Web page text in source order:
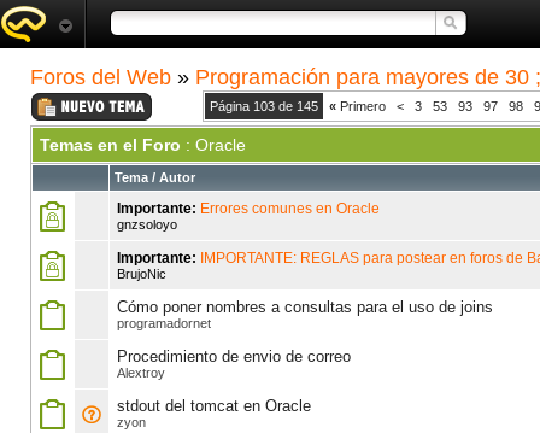
Foros del Web » Programación para mayores de 30
Página 103 de 145 « Primero < 3 53 93 97 98
Temas en el Foro : Oracle
Tema / Autor
Importante: Errores comunes en Oracle
gnzsoloyo
Importante: IMPORTANTE: REGLAS para postear en foros de
BrujoNic
Cómo poner nombres a consultas para el uso de joins
programadornet
Procedimiento de envio de correo
Alextroy
stdout del tomcat en Oracle
zyon